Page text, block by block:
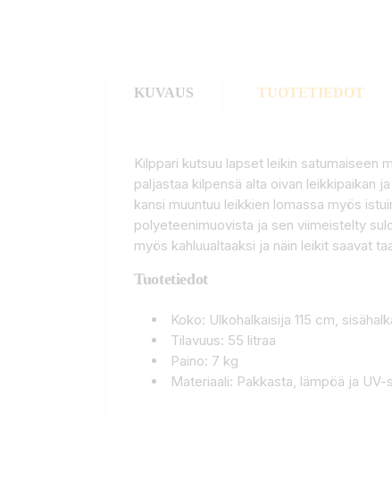
KUVAUS TUOTETIEDOT
Kilppari kutsuu lapset leikin satumaiseen
paljastaa kilpensä alta oivan leikkipaikan
kansi muuntuu leikkien lomassa myös
polyeteenimuovista ja sen viimeistelty
myös kahluualtaaksi ja näin leikit saavat
Tuotetiedot
Koko: Ulkohalkaisija 115 cm,
Tilavuus: 55 litraa
Paino: 7 kg
Materiaali: Pakkasta, lämpöä ja